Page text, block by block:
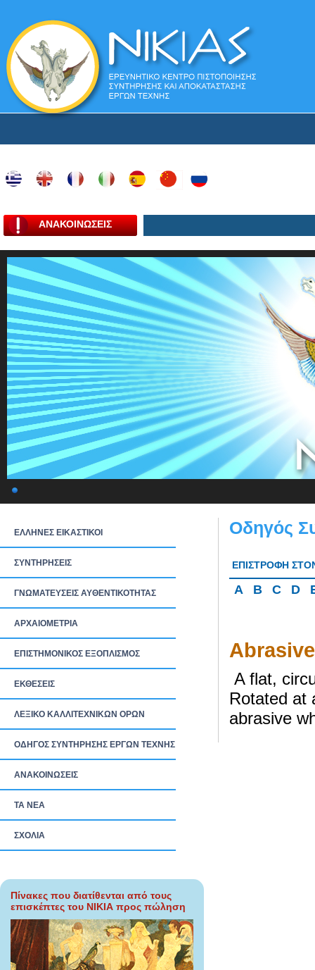
ΑΝΑΚΟΙΝΩΣΕΙΣ
ΕΛΛΗΝΕΣ ΕΙΚΑΣΤΙΚΟΙ
ΣΥΝΤΗΡΗΣΕΙΣ
ΓΝΩΜΑΤΕΥΣΕΙΣ ΑΥΘΕΝΤΙΚΟΤΗΤΑΣ
ΑΡΧΑΙΟΜΕΤΡΙΑ
ΕΠΙΣΤΗΜΟΝΙΚΟΣ ΕΞΟΠΛΙΣΜΟΣ
ΕΚΘΕΣΕΙΣ
ΛΕΞΙΚΟ ΚΑΛΛΙΤΕΧΝΙΚΩΝ ΟΡΩΝ
ΟΔΗΓΟΣ ΣΥΝΤΗΡΗΣΗΣ ΕΡΓΩΝ ΤΕΧΝΗΣ
ΑΝΑΚΟΙΝΩΣΕΙΣ
ΤΑ ΝEΑ
ΣΧΟΛΙΑ
Πίνακες που διατίθενται από τους
επισκέπτες του ΝΙΚΙΑ προς πώληση
Οδηγός
ΕΠΙΣΤΡΟΦΗ
A B C D
A flat,
Rotated at
abrasive